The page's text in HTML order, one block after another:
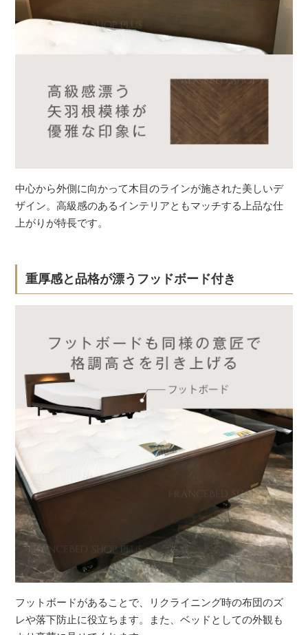
中心から外側に向かって木目のラインが施された美しいデ
ザイン。高級感のあるインテリアともマッチする上品な仕
上がりが特長です。
重厚感と品格が漂うフッドボード付き
フットボードがあることで、リクライニング時の布団のズ
レや落下防止に役立ちます。また、ベッドとしての外観も